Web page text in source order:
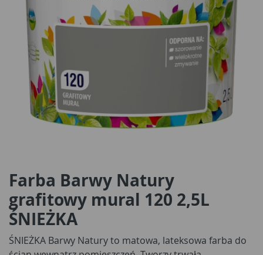
Farba Barwy Natury
grafitowy mural 120 2,5L
ŚNIEŻKA
ŚNIEŻKA Barwy Natury to matowa, lateksowa farba do